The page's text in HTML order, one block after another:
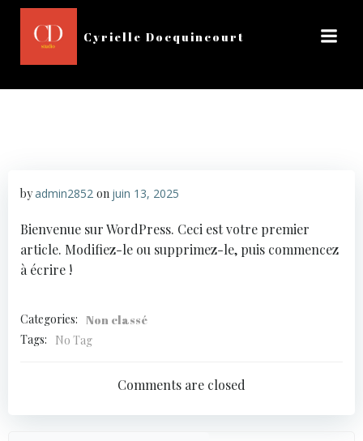
au
Cyrielle Docquincourt
byadmin2852 on juin 13, 2025
Bienvenue sur WordPress. Ceci est votre premier
article. Modifiez-le ou supprimez-le, puis commencez
à écrire !
Categories:
Non classé
Tags:
No Tag
Comments are closed